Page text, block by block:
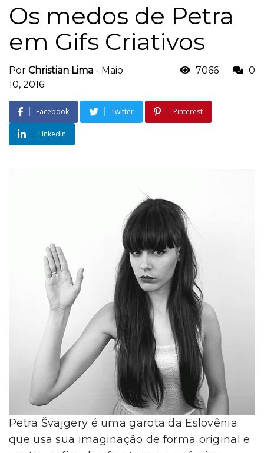
Os medos de Petra
em Gifs Criativos
Por Christian Lima - Maio
10, 2016
7066 0
Facebook Twitter Pinterest
LinkedIn
Petra Švajgery é uma garota da Eslovênia
que usa sua imaginação de forma original e